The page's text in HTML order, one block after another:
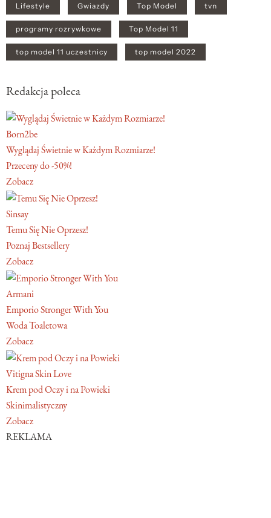
Lifestyle Gwiazdy Top Model tvn
programy rozrywkowe Top Model 11
top model 11 uczestnicy top model 2022
Redakcja poleca
Born2be
Wyglądaj Świetnie w Każdym Rozmiarze!
Przeceny do -50%!
Zobacz
Sinsay
Temu Się Nie Oprzesz!
Poznaj Bestsellery
Zobacz
Armani
Emporio Stronger With You
Woda Toaletowa
Zobacz
Vitigna Skin Love
Krem pod Oczy i na Powieki
Skinimalistyczny
Zobacz
REKLAMA